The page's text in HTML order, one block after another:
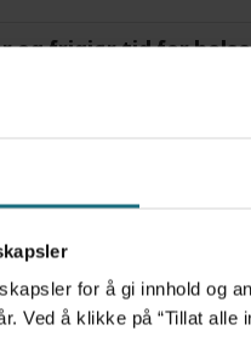
for å gi innhold og
Ved å klikke på “Tillat
og frigjør tid for
det frem at han